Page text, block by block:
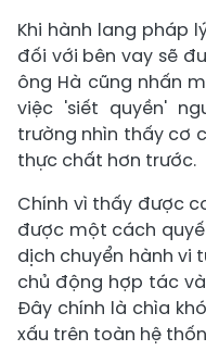
Khi hành lang pháp
đối với bên vay sẽ
ông Hà cũng nhấn
việc 'siết quyền'
trường nhìn thấy cơ
thực chất hơn trước.
Chính vì thấy được
được một cách
dịch chuyển hành vi
chủ động hợp tác
Đây chính là chìa
xấu trên toàn hệ